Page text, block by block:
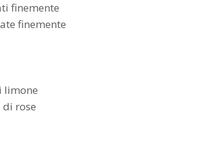
finemente
finemente
limone
di rose